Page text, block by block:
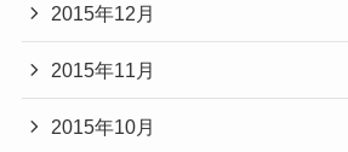
2015年12月
2015年11月
2015年10月